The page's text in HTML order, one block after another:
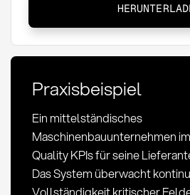
Quality
KPIs:
Kennzahlen
hochwertige
Einkaufsdaten
Praxisbeispiel
Ein mittelständisches
Maschinenbauunternehmen
Quality KPIs für seine
Das System überwacht